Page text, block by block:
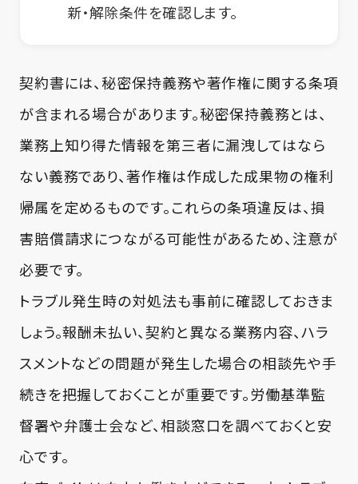
新・解除条件を確認します。
契約書には、秘密保持義務や著作権に関する条項
が含まれる場合があります。秘密保持義務とは、
業務上知り得た情報を第三者に漏洩してはなら
ない義務であり、著作権は作成した成果物の権利
帰属を定めるものです。これらの条項違反は、損
害賠償請求につながる可能性があるため、注意が
必要です。
トラブル発生時の対処法も事前に確認しておきま
しょう。報酬未払い、契約と異なる業務内容、ハラ
スメントなどの問題が発生した場合の相談先や手
続きを把握しておくことが重要です。労働基準監
督署や弁護士会など、相談窓口を調べておくと安
心です。